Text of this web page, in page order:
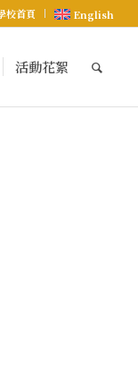
校首頁 English
活動花絮